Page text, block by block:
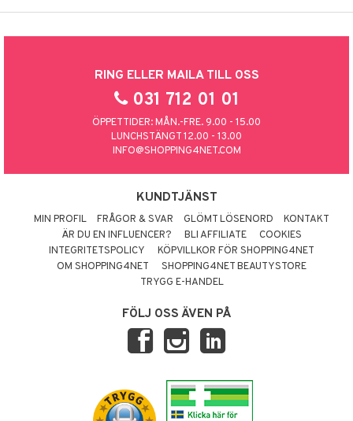
RING ELLER MAILA TILL OSS
031 712 01 01
ÖPPETTIDER: MÅN.-FRE. 9.00 - 15.00
LUNCHSTÄNGT 12.00 - 13.00
INFO@SHOPPING4NET.COM
KUNDTJÄNST
MIN PROFIL FRÅGOR & SVAR GLÖMT LÖSENORD
KONTAKT
ÄR DU EN INFLUENCER?
BLI AFFILIATE
COOKIES
INTEGRITETSPOLICY
KÖPVILLKOR FÖR SHOPPING4NET
OM SHOPPING4NET
SHOPPING4NET BEAUTYSTORE
TRYGG E-HANDEL
FÖLJ OSS ÄVEN PÅ